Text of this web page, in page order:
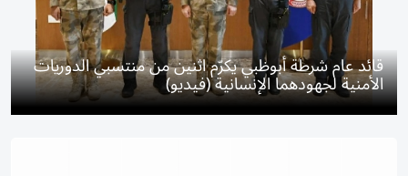
قائد عام شرطة أبوظبي يكرّم اثنين من منتسبي الدوريات
الأمنية لجهودهما الإنسانية (فيديو)